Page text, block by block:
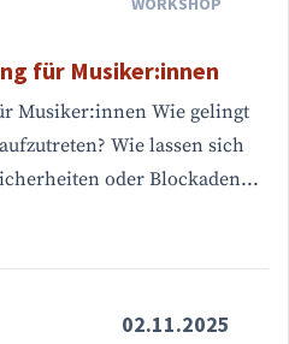
für Musiker:innen
Musiker:innen Wie gelingt
Wie lassen sich
oder Blockaden...
02.11.2025